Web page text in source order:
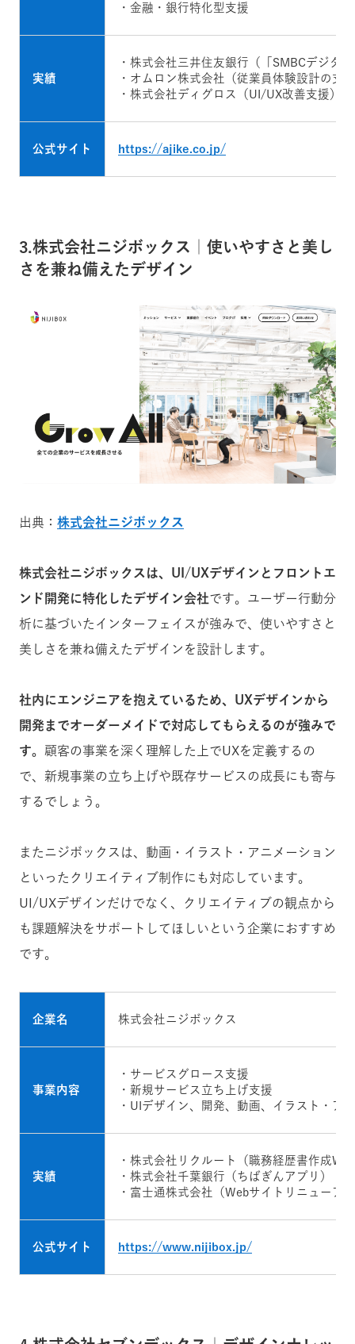
・金融・銀行特化型支援
実績
・株式会社三井住友銀行（「SMBCデジタ
・オムロン株式会社（従業員体験設計の支
・株式会社ディグロス（UI/UX改善支援）
公式サイト https://ajike.co.jp/
3.株式会社ニジボックス｜使いやすさと美し
さを兼ね備えたデザイン
出典： 株式会社ニジボックス
株式会社ニジボックスは、UI/UXデザインとフロントエ
ンド開発に特化したデザイン会社です。ユーザー行動分
析に基づいたインターフェイスが強みで、使いやすさと
美しさを兼ね備えたデザインを設計します。
社内にエンジニアを抱えているため、UXデザインから
開発までオーダーメイドで対応してもらえるのが強みで
す。 顧客の事業を深く理解した上でUXを定義するの
で、新規事業の立ち上げや既存サービスの成長にも寄与
するでしょう。
またニジボックスは、動画・イラスト・アニメーション
といったクリエイティブ制作にも対応しています。
UI/UXデザインだけでなく、クリエイティブの観点から
も課題解決をサポートしてほしいという企業におすすめ
です。
企業名 株式会社ニジボックス
事業内容
・サービスグロース支援
・新規サービス立ち上げ支援
・UIデザイン、開発、動画、イラスト・ア
実績
・株式会社リクルート（職務経歴書作成
・株式会社千葉銀行（ちばぎんアプリ）
・富士通株式会社（Webサイトリニューア
公式サイト https://www.nijibox.jp/